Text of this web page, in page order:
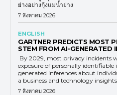
ย่างอย่างกุ้งแม่น้ำย่าง
7 สิงหาคม 2026
ENGLISH
GARTNER PREDICTS MOST
STEM FROM AI-GENERATED
By 2029, most privacy incidents
exposure of personally
generated inferences about
a business and technology
7 สิงหาคม 2026